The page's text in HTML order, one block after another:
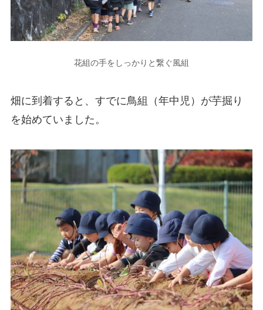
花組の手をしっかりと繋ぐ風組
畑に到着すると、すでに鳥組（年中児）が芋掘り
を始めていました。